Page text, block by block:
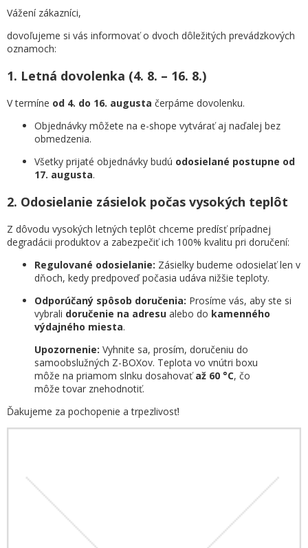
Vážení zákazníci,
dovoľujeme si vás informovať o dvoch dôležitých prevádzkových
oznamoch:
1. Letná dovolenka (4. 8. – 16. 8.)
V termíne od 4. do 16. augusta čerpáme dovolenku.
Objednávky môžete na e-shope vytvárať aj naďalej bez
obmedzenia.
Všetky prijaté objednávky budú odosielané postupne od
17. augusta.
2. Odosielanie zásielok počas vysokých teplôt
Z dôvodu vysokých letných teplôt chceme predísť prípadnej
degradácii produktov a zabezpečiť ich 100% kvalitu pri doručení:
Regulované odosielanie: Zásielky budeme odosielať len v
dňoch, kedy predpoveď počasia udáva nižšie teploty.
Odporúčaný spôsob doručenia: Prosíme vás, aby ste si
vybrali doručenie na adresu alebo do kamenného
výdajného miesta.
Upozornenie: Vyhnite sa, prosím, doručeniu do
samoobslužných Z-BOXov. Teplota vo vnútri boxu
môže na priamom slnku dosahovaťaž 60 °C, čo
môže tovar znehodnotiť.
Ďakujeme za pochopenie a trpezlivosť!